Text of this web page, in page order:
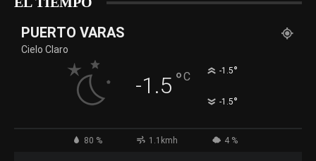
PUERTO VARAS
Cielo Claro
-1.5 °C -1.5°
-1.5°
80 % 1.1kmh 4 %